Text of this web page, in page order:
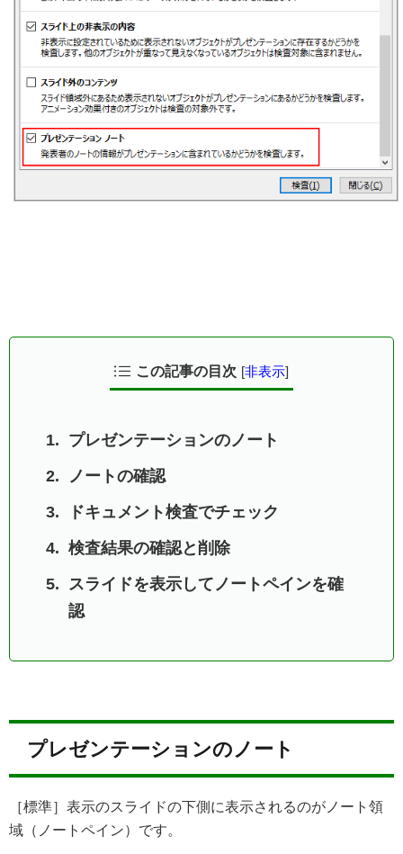
この記事の目次 [非表示]
プレゼンテーションのノート
ノートの確認
ドキュメント検査でチェック
検査結果の確認と削除
スライドを表示してノートペインを確
認
プレゼンテーションのノート
［標準］表示のスライドの下側に表示されるのがノート領
域（ノートペイン）です。